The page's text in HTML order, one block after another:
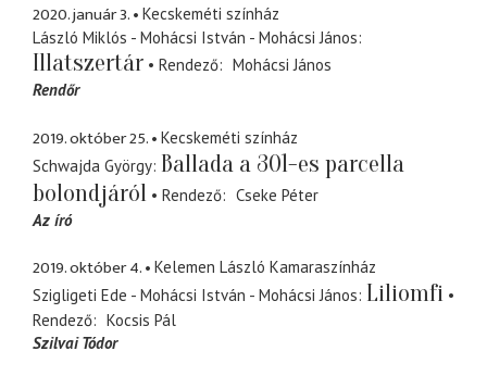
2020. január 3.
Kecskeméti színház
László Miklós - Mohácsi István - Mohácsi János
Illatszertár Rendező
Mohácsi János
Rendőr
2019. október 25.
Kecskeméti színház
Schwajda György Ballada a 301-es parcella
bolondjáról
Rendező
Cseke Péter
Az író
2019. október 4.
Kelemen László Kamaraszínház
Szigligeti Ede - Mohácsi István - Mohácsi János Liliomfi
Rendező
Kocsis Pál
Szilvai Tódor